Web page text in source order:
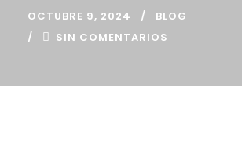
OCTUBRE 9, 2024
BLOG
SIN COMENTARIOS